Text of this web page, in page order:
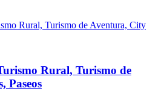
Rural, Turismo de
Paseos